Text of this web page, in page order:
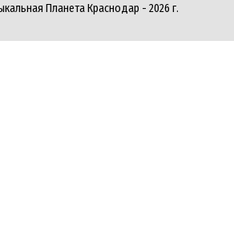
Планета Краснодар - 2026 г.